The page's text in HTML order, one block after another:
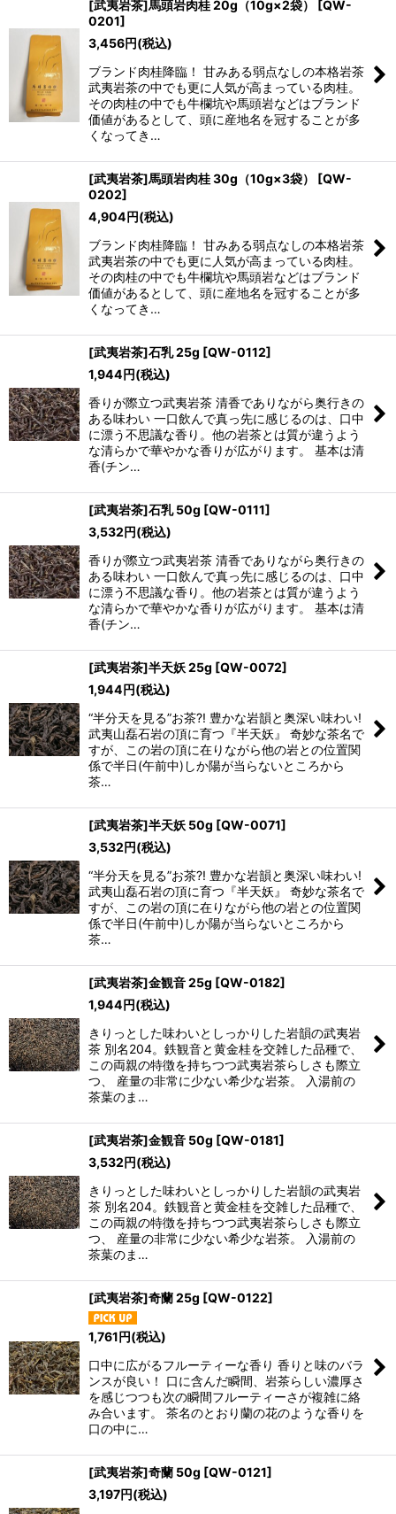
[武夷岩茶]馬頭岩肉桂 20g（10g×2袋） [QW-
0201]
3,456円(税込)
ブランド肉桂降臨！ 甘みある弱点なしの本格岩茶
武夷岩茶の中でも更に人気が高まっている肉桂。
その肉桂の中でも牛欄坑や馬頭岩などはブランド
価値があるとして、頭に産地名を冠することが多
くなってき…
[武夷岩茶]馬頭岩肉桂 30g（10g×3袋） [QW-
0202]
4,904円(税込)
ブランド肉桂降臨！ 甘みある弱点なしの本格岩茶
武夷岩茶の中でも更に人気が高まっている肉桂。
その肉桂の中でも牛欄坑や馬頭岩などはブランド
価値があるとして、頭に産地名を冠することが多
くなってき…
[武夷岩茶]石乳 25g [QW-0112]
1,944円(税込)
香りが際立つ武夷岩茶 清香でありながら奥行きの
ある味わい 一口飲んで真っ先に感じるのは、口中
に漂う不思議な香り。他の岩茶とは質が違うよう
な清らかで華やかな香りが広がります。 基本は清
香(チン…
[武夷岩茶]石乳 50g [QW-0111]
3,532円(税込)
香りが際立つ武夷岩茶 清香でありながら奥行きの
ある味わい 一口飲んで真っ先に感じるのは、口中
に漂う不思議な香り。他の岩茶とは質が違うよう
な清らかで華やかな香りが広がります。 基本は清
香(チン…
[武夷岩茶]半天妖 25g [QW-0072]
1,944円(税込)
“半分天を見る”お茶?! 豊かな岩韻と奥深い味わい!
武夷山磊石岩の頂に育つ『半天妖』 奇妙な茶名で
すが、この岩の頂に在りながら他の岩との位置関
係で半日(午前中)しか陽が当らないところから
茶…
[武夷岩茶]半天妖 50g [QW-0071]
3,532円(税込)
“半分天を見る”お茶?! 豊かな岩韻と奥深い味わい!
武夷山磊石岩の頂に育つ『半天妖』 奇妙な茶名で
すが、この岩の頂に在りながら他の岩との位置関
係で半日(午前中)しか陽が当らないところから
茶…
[武夷岩茶]金観音 25g [QW-0182]
1,944円(税込)
きりっとした味わいとしっかりした岩韻の武夷岩
茶 別名204。鉄観音と黄金桂を交雑した品種で、
この両親の特徴を持ちつつ武夷岩茶らしさも際立
つ、 産量の非常に少ない希少な岩茶。 入湯前の
茶葉のま…
[武夷岩茶]金観音 50g [QW-0181]
3,532円(税込)
きりっとした味わいとしっかりした岩韻の武夷岩
茶 別名204。鉄観音と黄金桂を交雑した品種で、
この両親の特徴を持ちつつ武夷岩茶らしさも際立
つ、 産量の非常に少ない希少な岩茶。 入湯前の
茶葉のま…
[武夷岩茶]奇蘭 25g [QW-0122]
1,761円(税込)
口中に広がるフルーティーな香り 香りと味のバラ
ンスが良い！ 口に含んだ瞬間、岩茶らしい濃厚さ
を感じつつも次の瞬間フルーティーさが複雑に絡
み合います。 茶名のとおり蘭の花のような香りを
口の中に…
[武夷岩茶]奇蘭 50g [QW-0121]
3,197円(税込)